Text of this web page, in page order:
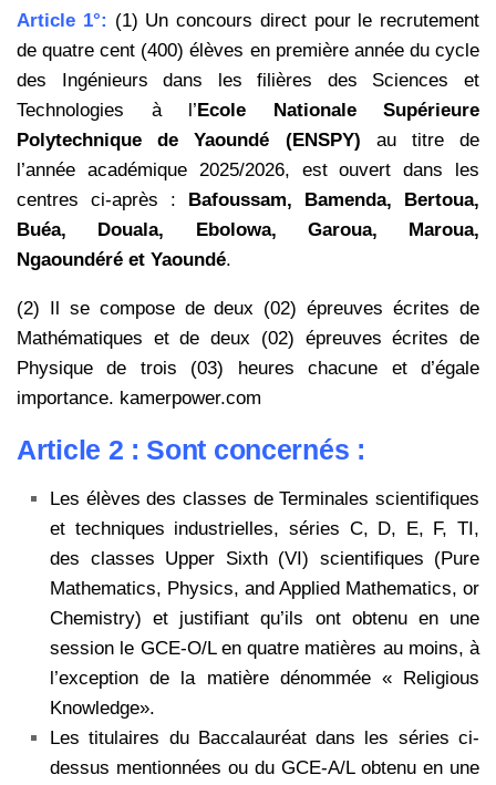
Article 1°: (1) Un concours direct pour le recrutement
de quatre cent (400) élèves en première année du cycle
des Ingénieurs dans les filières des Sciences et
Technologies à l’Ecole Nationale Supérieure
Polytechnique de Yaoundé (ENSPY) au titre de
l’année académique 2025/2026, est ouvert dans les
centres ci-après : Bafoussam, Bamenda, Bertoua,
Buéa, Douala, Ebolowa, Garoua, Maroua,
Ngaoundéré et Yaoundé.
(2) Il se compose de deux (02) épreuves écrites de
Mathématiques et de deux (02) épreuves écrites de
Physique de trois (03) heures chacune et d’égale
importance. kamerpower.com
Article 2 : Sont concernés :
Les élèves des classes de Terminales scientifiques
et techniques industrielles, séries C, D, E, F, TI,
des classes Upper Sixth (VI) scientifiques (Pure
Mathematics, Physics, and Applied Mathematics, or
Chemistry) et justifiant qu’ils ont obtenu en une
session le GCE-O/L en quatre matières au moins, à
l’exception de la matière dénommée « Religious
Knowledge».
Les titulaires du Baccalauréat dans les séries ci-
dessus mentionnées ou du GCE-A/L obtenu en une